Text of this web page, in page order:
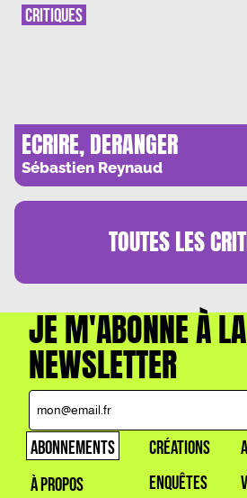
ECRIRE, DERANGER
Sébastien Reynaud
CRITIQUES
TOUTES LES
JE M'ABONNE À LA
NEWSLETTER
ABONNEMENTS
À PROPOS
CRÉATIONS
ENQUÊTES